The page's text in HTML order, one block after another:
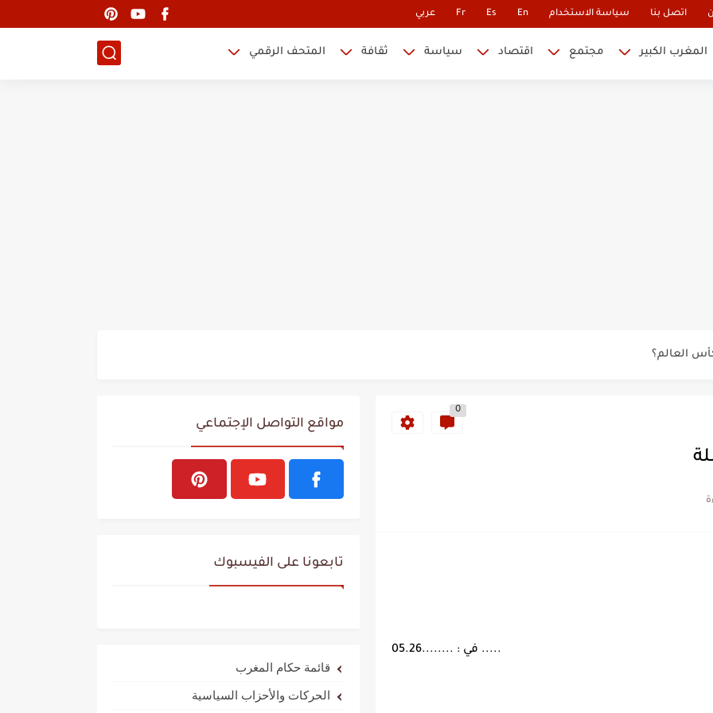
اتصل بنا سياسة الاستخدام En
Es
Fr عربي
المغرب الكبير مجتمع اقتصاد سياسة ثقافة المتحف الرقمي
العالم؟
0
..... في : ........05.26
مواقع التواصل الإجتماعي
تابعونا على الفيسبوك
قائمة حكام المغرب
الحركات والأحزاب السياسية